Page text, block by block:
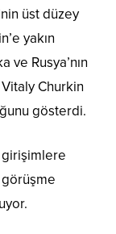
üst düzey
yakın
Rusya’nın
Churkin
gösterdi.
girişimlere